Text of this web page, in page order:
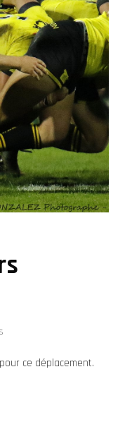
ce déplacement.